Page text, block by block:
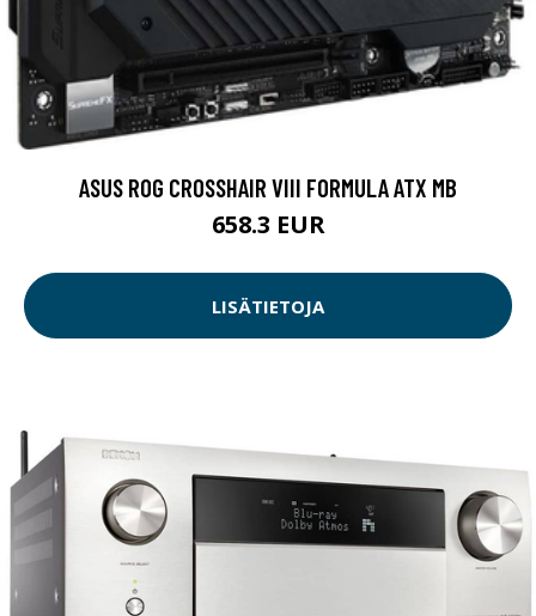
ASUS ROG CROSSHAIR VIII FORMULA ATX MB
658.3 EUR
LISÄTIETOJA